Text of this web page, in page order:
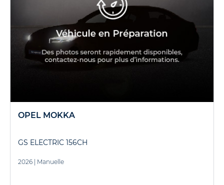
OPEL MOKKA
GS ELECTRIC 156CH
2026 Manuelle